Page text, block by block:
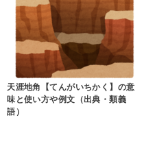
天涯地角【てんがいちかく】の意
味と使い方や例文（出典・類義
語）